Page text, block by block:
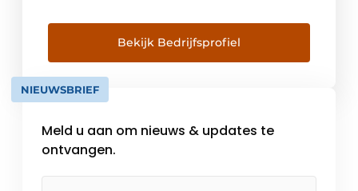
voor de productieketen. Het AMP Cortex™
high-speed robotsysteem automatiseert
identificatie en sortering van recyclebare
materialen uit gemengde materiaalstromen.
Het AMP Neuron™ AI-platform traint zichzelf
kleuren, texturen, […]
Bekijk Bedrijfsprofiel
NIEUWSBRIEF
Meld u aan om nieuws & updates te
ontvangen.